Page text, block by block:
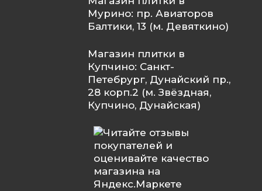
Мурино: пр. Авиаторов
Балтики, 13 (м. Девяткино)
Магазин плитки в
Купчино: Санкт-
Петебрург, Дунайский пр.,
28 корп.2 (м. Звёздная,
Купчино, Дунайская)